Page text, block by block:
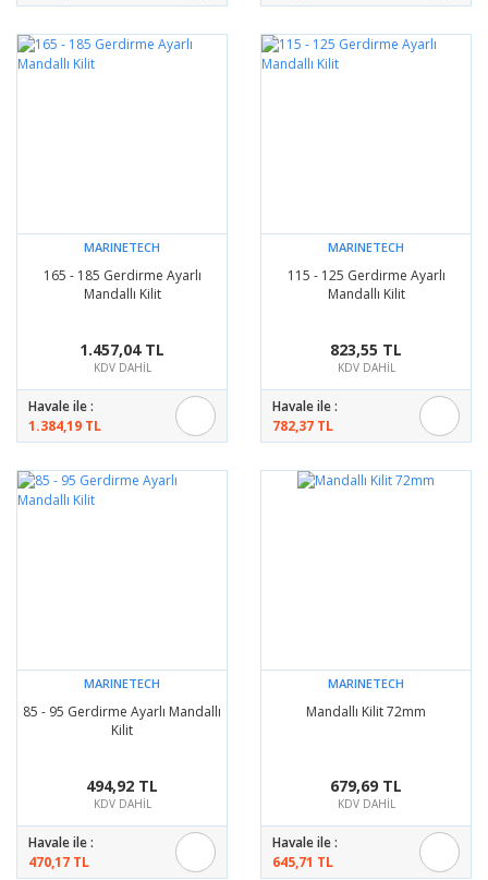
MARINETECH
165 - 185 Gerdirme Ayarlı
Mandallı Kilit
1.457,04 TL
KDV DAHİL
Havale ile :
1.384,19 TL
MARINETECH
115 - 125 Gerdirme Ayarlı
Mandallı Kilit
823,55 TL
KDV DAHİL
Havale ile :
782,37 TL
MARINETECH
85 - 95 Gerdirme Ayarlı Mandallı
Kilit
494,92 TL
KDV DAHİL
Havale ile :
470,17 TL
MARINETECH
Mandallı Kilit 72mm
679,69 TL
KDV DAHİL
Havale ile :
645,71 TL